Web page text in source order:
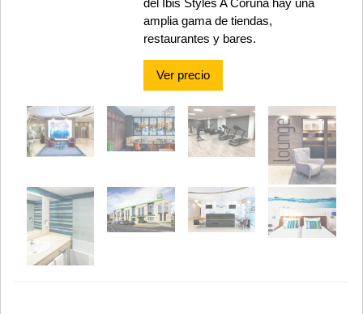
del Ibis Styles A Coruña hay una
amplia gama de tiendas,
restaurantes y bares.
Ver precio